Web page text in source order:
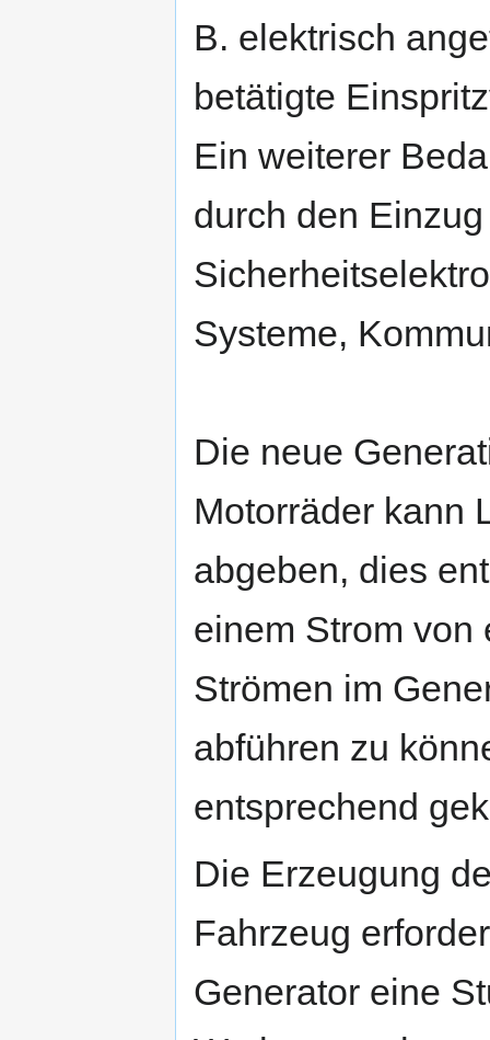
B. elektrisch
betätigte
Ein weiterer
durch den
Systeme,
Die neue
Motorräder kann
abgeben, dies
einem Strom von
Strömen im
abführen zu
entsprechend
Die Erzeugung
Fahrzeug
Generator eine